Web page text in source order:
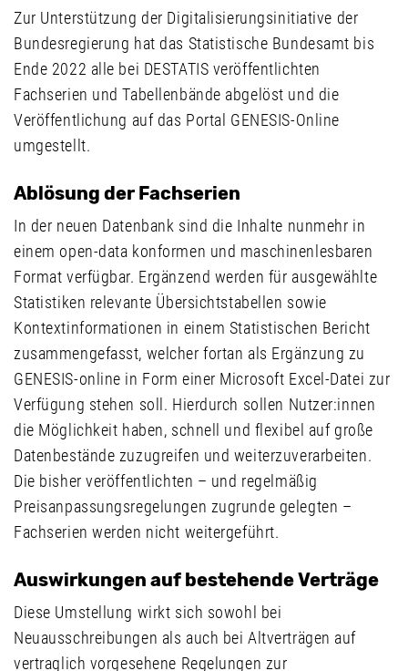
Zur Unterstützung der Digitalisierungsinitiative der
Bundesregierung hat das Statistische Bundesamt bis
Ende 2022 alle bei DESTATIS veröffentlichten
Fachserien und Tabellenbände abgelöst und die
Veröffentlichung auf das Portal GENESIS-Online
umgestellt.
Ablösung der Fachserien
In der neuen Datenbank sind die Inhalte nunmehr in
einem open-data konformen und maschinenlesbaren
Format verfügbar. Ergänzend werden für ausgewählte
Statistiken relevante Übersichtstabellen sowie
Kontextinformationen in einem Statistischen Bericht
zusammengefasst, welcher fortan als Ergänzung zu
GENESIS-online in Form einer Microsoft Excel-Datei zur
Verfügung stehen soll. Hierdurch sollen Nutzer:innen
die Möglichkeit haben, schnell und flexibel auf große
Datenbestände zuzugreifen und weiterzuverarbeiten.
Die bisher veröffentlichten – und regelmäßig
Preisanpassungsregelungen zugrunde gelegten –
Fachserien werden nicht weitergeführt.
Auswirkungen auf bestehende Verträge
Diese Umstellung wirkt sich sowohl bei
Neuausschreibungen als auch bei Altverträgen auf
vertraglich vorgesehene Regelungen zur